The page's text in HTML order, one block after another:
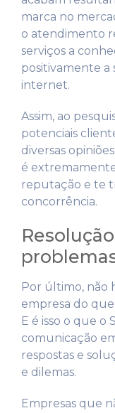
marca no
o atendimento
serviços a
positivamente a
internet.
Assim, ao
potenciais
diversas
é
reputação e te
concorrência.
Por último, não
empresa do
E é isso o que o
comunicação
respostas e
e dilemas.
Empresas que